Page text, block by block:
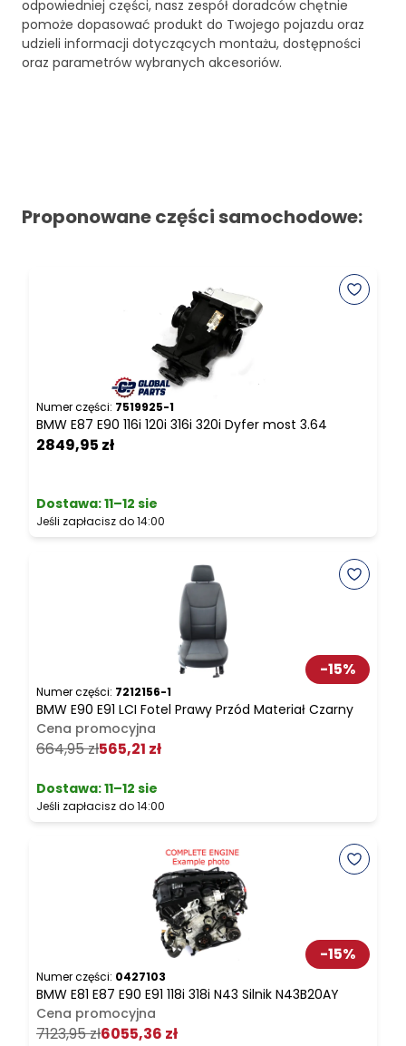
odpowiedniej części, nasz zespół doradców chętnie
pomoże dopasować produkt do Twojego pojazdu oraz
udzieli informacji dotyczących montażu, dostępności
oraz parametrów wybranych akcesoriów.
Proponowane części samochodowe:
Numer części: 7519925-1
BMW E87 E90 116i 120i 316i 320i Dyfer most 3.64
2849,95 zł
Dostawa:11–12 sie
Jeśli zapłacisz do 14:00
-15%
Numer części: 7212156-1
BMW E90 E91 LCI Fotel Prawy Przód Materiał Czarny
Cena promocyjna
664,95 zł565,21 zł
Dostawa:11–12 sie
Jeśli zapłacisz do 14:00
-15%
Numer części: 0427103
BMW E81 E87 E90 E91 118i 318i N43 Silnik N43B20AY
Cena promocyjna
7123,95 zł6055,36 zł